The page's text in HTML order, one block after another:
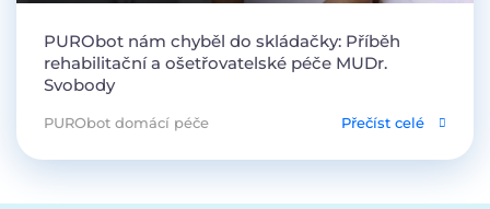
PURObot nám chyběl do skládačky: Příběh
rehabilitační a ošetřovatelské péče MUDr.
Svobody
PURObot domácí péče Přečíst celé